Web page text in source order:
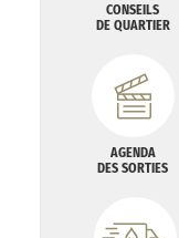
CONSEILS
DE QUARTIER
AGENDA
DES SORTIES